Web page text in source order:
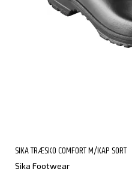
SIKA TRÆSKO COMFORT M/KAP SORT
Sika Footwear